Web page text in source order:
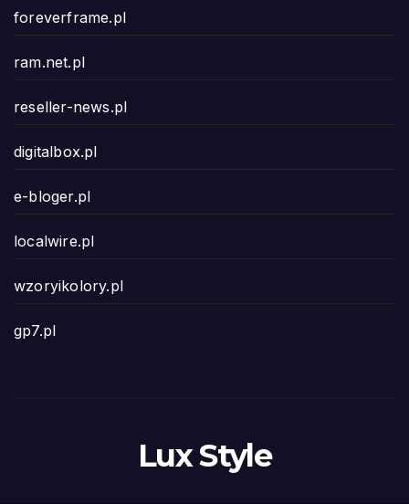
foreverframe.pl
ram.net.pl
reseller-news.pl
digitalbox.pl
e-bloger.pl
localwire.pl
wzoryikolory.pl
gp7.pl
Lux Style